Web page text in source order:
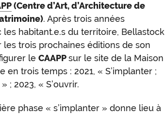
(Centre d’Art, d’Architecture de
. Après trois années
les habitant.e.s du territoire, Bellastock
trois prochaines éditions de son
le CAAPPsur le site de la Maison
en trois temps : 2021, « S’implanter ;
; 2023, « S’ouvrir.
phase « s’implanter » donne lieu à